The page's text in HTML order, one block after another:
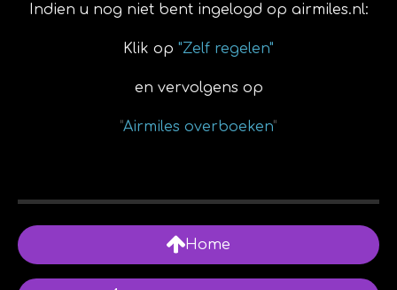
Indien u nog niet bent ingelogd op airmiles.nl:
Klik op "Zelf regelen"
en vervolgens op
"Airmiles overboeken"
Home